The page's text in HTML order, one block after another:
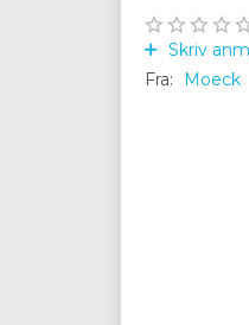
Skriv
Fra:
Moeck